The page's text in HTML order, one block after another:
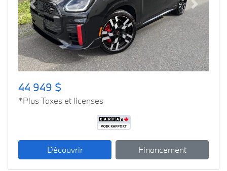
Previous Next
44 949 $
*Plus Taxes et licenses
Découvrir Financement